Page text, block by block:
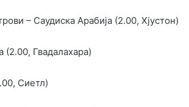
– Саудиска Арабија (2.00, Хјустон)
(2.00, Гвадалахара)
Сиетл)